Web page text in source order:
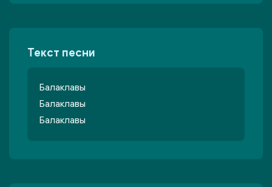
Текст песни
Балаклавы
Балаклавы
Балаклавы